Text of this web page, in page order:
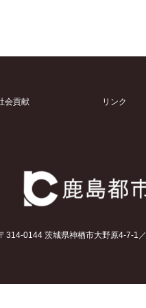
会貢献 リンク
314-0144 茨城県神栖市大野原4-7-